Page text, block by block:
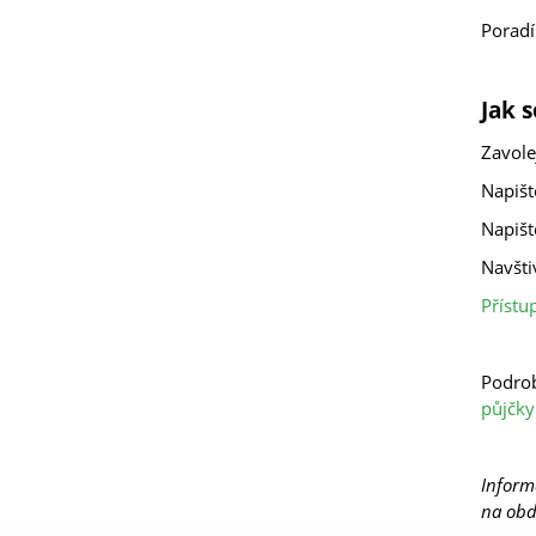
Jak
půjčky
na